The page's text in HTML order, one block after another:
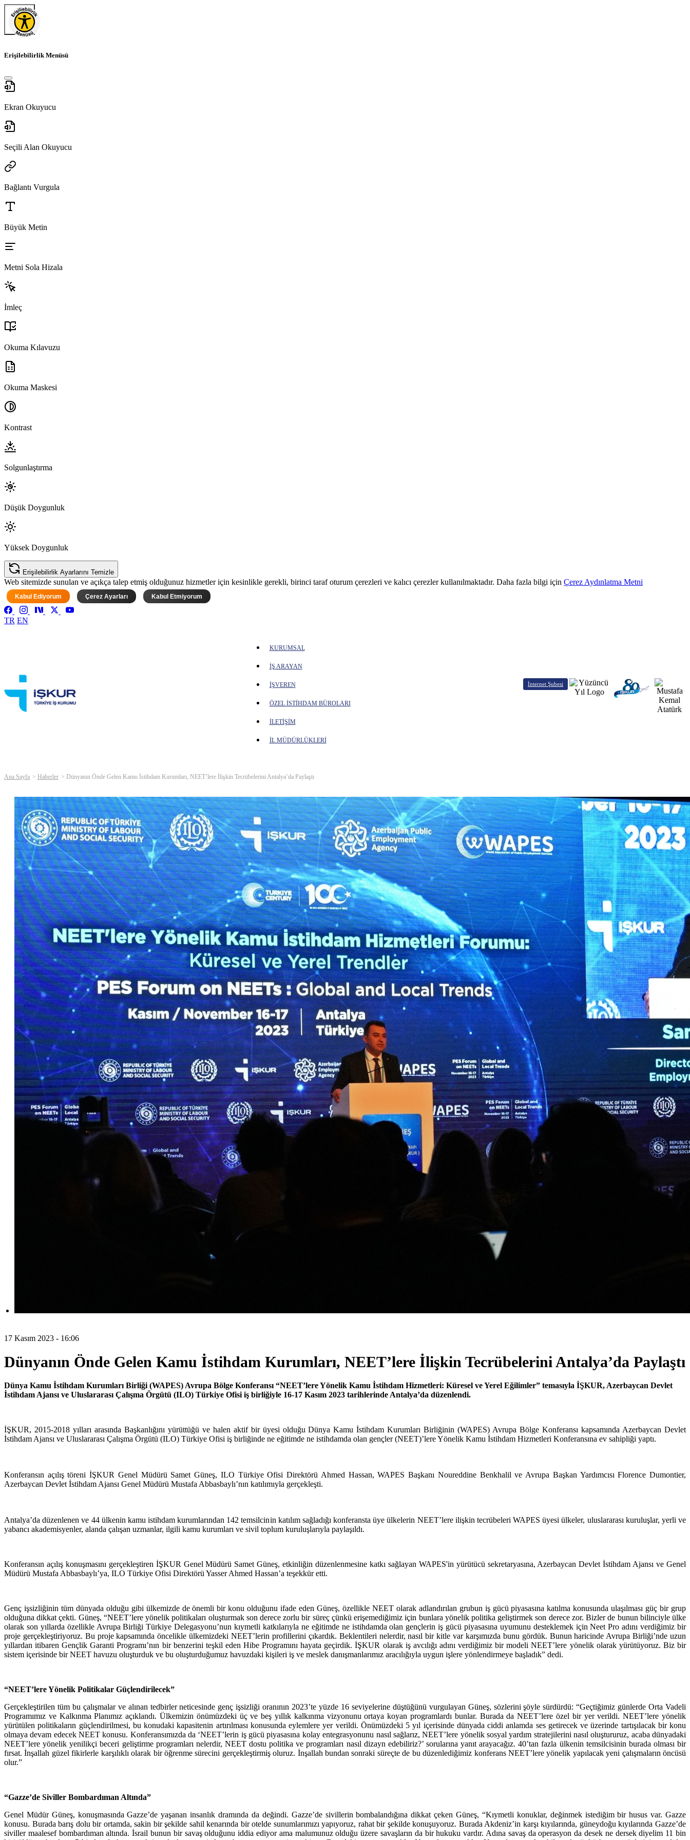
Erişilebilirlik Menüsü
Ekran Okuyucu
Seçili Alan Okuyucu
Bağlantı Vurgula
Büyük Metin
Metni Sola Hizala
İmleç
Okuma Kılavuzu
Okuma Maskesi
Kontrast
Solgunlaştırma
Düşük Doygunluk
Yüksek Doygunluk
Erişilebilirlik Ayarlarını Temizle
Web sitemizde sunulan ve açıkça talep etmiş olduğunuz hizmetler için kesinlikle gerekli, birinci taraf oturum çerezleri ve kalıcı çerezler kullanılmaktadır. Daha fazla bilgi için Çerez Aydınlatma Metni
Kabul Ediyorum Çerez Ayarları Kabul Etmiyorum
TR EN
KURUMSAL
İŞ ARAYAN
İŞVEREN
ÖZEL İSTİHDAM BÜROLARI
İLETİŞİM
İL MÜDÜRLÜKLERİ
İnternet Şubesi
Ana Sayfa Haberler Dünyanın Önde Gelen Kamu İstihdam Kurumları, NEET’lere İlişkin Tecrübelerini Antalya’da Paylaştı
17 Kasım 2023 - 16:06
Dünyanın Önde Gelen Kamu İstihdam Kurumları, NEET’lere İlişkin Tecrübelerini Antalya’da Paylaştı
Dünya Kamu İstihdam Kurumları Birliği (WAPES) Avrupa Bölge Konferansı “NEET’lere Yönelik Kamu İstihdam Hizmetleri: Küresel ve Yerel Eğilimler” temasıyla İŞKUR, Azerbaycan Devlet
İstihdam Ajansı ve Uluslararası Çalışma Örgütü (ILO) Türkiye Ofisi iş birliğiyle 16-17 Kasım 2023 tarihlerinde Antalya’da düzenlendi.
İŞKUR, 2015-2018 yılları arasında Başkanlığını yürüttüğü ve halen aktif bir üyesi olduğu Dünya Kamu İstihdam Kurumları Birliğinin (WAPES) Avrupa Bölge Konferansı kapsamında Azerbaycan Devlet
İstihdam Ajansı ve Uluslararası Çalışma Örgütü (ILO) Türkiye Ofisi iş birliğinde ne eğitimde ne istihdamda olan gençler (NEET)’lere Yönelik Kamu İstihdam Hizmetleri Konferansına ev sahipliği yaptı.
Konferansın açılış töreni İŞKUR Genel Müdürü Samet Güneş, ILO Türkiye Ofisi Direktörü Ahmed Hassan, WAPES Başkanı Noureddine Benkhalil ve Avrupa Başkan Yardımcısı Florence Dumontier,
Azerbaycan Devlet İstihdam Ajansı Genel Müdürü Mustafa Abbasbaylı’nın katılımıyla gerçekleşti.
Antalya’da düzenlenen ve 44 ülkenin kamu istihdam kurumlarından 142 temsilcinin katılım sağladığı konferansta üye ülkelerin NEET’lere ilişkin tecrübeleri WAPES üyesi ülkeler, uluslararası kuruluşlar, yerli ve
yabancı akademisyenler, alanda çalışan uzmanlar, ilgili kamu kurumları ve sivil toplum kuruluşlarıyla paylaşıldı.
Konferansın açılış konuşmasını gerçekleştiren İŞKUR Genel Müdürü Samet Güneş, etkinliğin düzenlenmesine katkı sağlayan WAPES'in yürütücü sekretaryasına, Azerbaycan Devlet İstihdam Ajansı ve Genel
Müdürü Mustafa Abbasbaylı’ya, ILO Türkiye Ofisi Direktörü Yasser Ahmed Hassan’a teşekkür etti.
Genç işsizliğinin tüm dünyada olduğu gibi ülkemizde de önemli bir konu olduğunu ifade eden Güneş, özellikle NEET olarak adlandırılan grubun iş gücü piyasasına katılma konusunda ulaşılması güç bir grup
olduğuna dikkat çekti. Güneş, “NEET’lere yönelik politikaları oluşturmak son derece zorlu bir süreç çünkü erişemediğimiz için bunlara yönelik politika geliştirmek son derece zor. Bizler de bunun bilinciyle ülke
olarak son yıllarda özellikle Avrupa Birliği Türkiye Delegasyonu’nun kıymetli katkılarıyla ne eğitimde ne istihdamda olan gençlerin iş gücü piyasasına uyumunu desteklemek için Neet Pro adını verdiğimiz bir
proje gerçekleştiriyoruz. Bu proje kapsamında öncelikle ülkemizdeki NEET’lerin profillerini çıkardık. Beklentileri nelerdir, nasıl bir kitle var karşımızda bunu gördük. Bunun haricinde Avrupa Birliği’nde uzun
yıllardan itibaren Gençlik Garanti Programı’nın bir benzerini teşkil eden Hibe Programını hayata geçirdik. İŞKUR olarak iş avcılığı adını verdiğimiz bir modeli NEET’lere yönelik olarak yürütüyoruz. Biz bir
sistem içerisinde bir NEET havuzu oluşturduk ve bu oluşturduğumuz havuzdaki kişileri iş ve meslek danışmanlarımız aracılığıyla uygun işlere yönlendirmeye başladık” dedi.
“NEET’lere Yönelik Politikalar Güçlendirilecek”
Gerçekleştirilen tüm bu çalışmalar ve alınan tedbirler neticesinde genç işsizliği oranının 2023’te yüzde 16 seviyelerine düştüğünü vurgulayan Güneş, sözlerini şöyle sürdürdü: “Geçtiğimiz günlerde Orta Vadeli
Programımız ve Kalkınma Planımız açıklandı. Ülkemizin önümüzdeki üç ve beş yıllık kalkınma vizyonunu ortaya koyan programlardı bunlar. Burada da NEET’lere özel bir yer verildi. NEET’lere yönelik
yürütülen politikaların güçlendirilmesi, bu konudaki kapasitenin artırılması konusunda eylemlere yer verildi. Önümüzdeki 5 yıl içerisinde dünyada ciddi anlamda ses getirecek ve üzerinde tartışılacak bir konu
olmaya devam edecek NEET konusu. Konferansımızda da ‘NEET’lerin iş gücü piyasasına kolay entegrasyonunu nasıl sağlarız, NEET’lere yönelik sosyal yardım stratejilerini nasıl oluştururuz, acaba dünyadaki
NEET’lere yönelik yenilikçi beceri geliştirme programları nelerdir, NEET dostu politika ve programları nasıl dizayn edebiliriz?’ sorularına yanıt arayacağız. 40’tan fazla ülkenin temsilcisinin burada olması bir
fırsat. İnşallah güzel fikirlerle karşılıklı olarak bir öğrenme sürecini gerçekleştirmiş oluruz. İnşallah bundan sonraki süreçte de bu düzenlediğimiz konferans NEET’lere yönelik yapılacak yeni çalışmaların öncüsü
olur.”
“Gazze’de Siviller Bombardıman Altında”
Genel Müdür Güneş, konuşmasında Gazze’de yaşanan insanlık dramında da değindi. Gazze’de sivillerin bombalandığına dikkat çeken Güneş, “Kıymetli konuklar, değinmek istediğim bir husus var. Gazze
konusu. Burada barış dolu bir ortamda, sakin bir şekilde sahil kenarında bir otelde sunumlarımızı yapıyoruz, rahat bir şekilde konuşuyoruz. Burada Akdeniz’in karşı kıyılarında, güneydoğu kıyılarında Gazze’de
siviller maalesef bombardıman altında. İsrail bunun bir savaş olduğunu iddia ediyor ama malumunuz olduğu üzere savaşların da bir hukuku vardır. Adına savaş da operasyon da desek ne dersek diyelim 11 bin